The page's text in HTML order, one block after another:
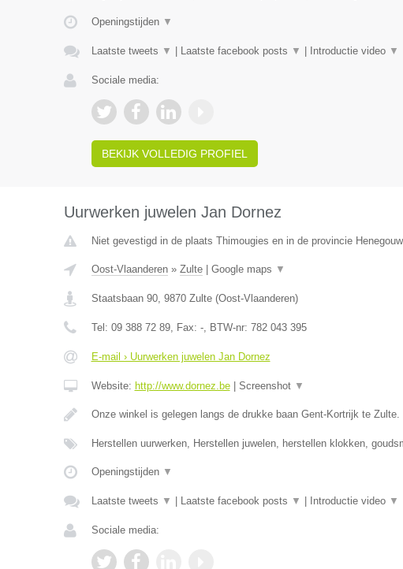
Openingstijden ▼
Laatste tweets ▼ Laatste facebook posts ▼ Introductie video ▼
Sociale media:
BEKIJK VOLLEDIG PROFIEL
Uurwerken juwelen Jan Dornez
Niet gevestigd in de plaats Thimougies en in de provincie
Oost-Vlaanderen» Zulte| Google maps ▼
Staatsbaan 90, 9870 Zulte(Oost-Vlaanderen)
Tel: 09 388 72 89, Fax: -, BTW-nr: 782 043 395
E-mail › Uurwerken juwelen Jan Dornez
Website: http://www.dornez.be| Screenshot ▼
Onze winkel is gelegen langs de drukke baan Gent-Kortrijk te Zulte.
Herstellen uurwerken, Herstellen juwelen, herstellen klokken,
Openingstijden ▼
Laatste tweets ▼ Laatste facebook posts ▼ Introductie video ▼
Sociale media: